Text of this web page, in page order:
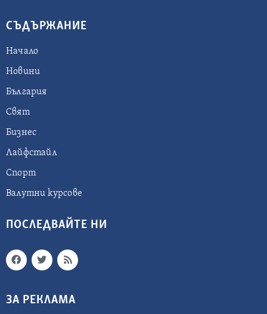
СЪДЪРЖАНИЕ
Начало
Новини
България
Свят
Бизнес
Лайфстайл
Спорт
Валутни курсове
ПОСЛЕДВАЙТЕ НИ
ЗА РЕКЛАМА